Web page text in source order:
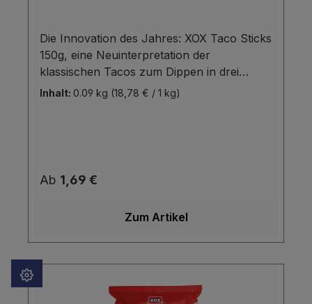
Die Innovation des Jahres: XOX Taco Sticks
150g, eine Neuinterpretation der
klassischen Tacos zum Dippen in drei
verschiedenen Geschmacksrichtungen
wird das gesamte Korn verwendet. Perfekt
zu den Taco Sticks eignen sich die leckeren
Inhalt: 0.09 kg (18,78 € / 1 kg)
Regulärer Preis:
Ab 1,69 €
Zum Artikel